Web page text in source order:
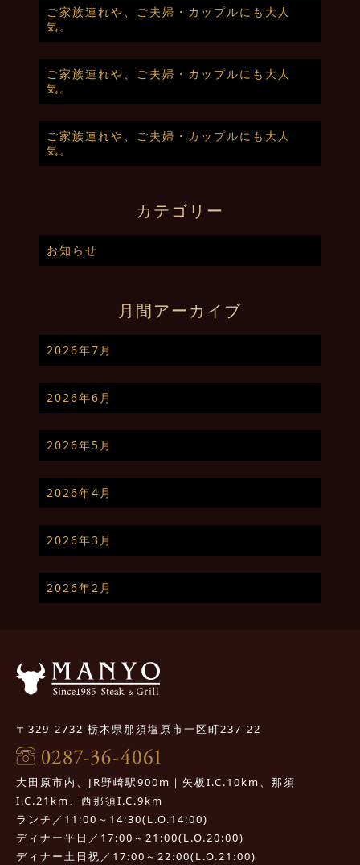
ご家族連れや、ご夫婦・カップルにも大人
気。
ご家族連れや、ご夫婦・カップルにも大人
気。
ご家族連れや、ご夫婦・カップルにも大人
気。
カテゴリー
お知らせ
月間アーカイブ
2026年7月
2026年6月
2026年5月
2026年4月
2026年3月
2026年2月
〒329-2732 栃木県那須塩原市一区町237-22
大田原市内、JR野崎駅900m｜矢板I.C.10km、那須
I.C.21km、西那須I.C.9km
ランチ／11:00～14:30(L.O.14:00)
ディナー平日／17:00～21:00(L.O.20:00)
ディナー土日祝／17:00～22:00(L.O.21:00)